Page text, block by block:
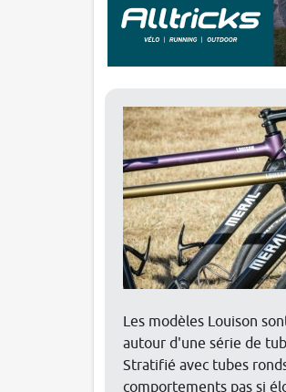
Les modèles Louison
autour d'une série de
Stratifié avec tubes
comportements pas si